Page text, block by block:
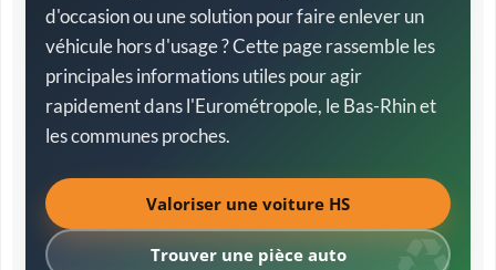
d'occasion ou une solution pour faire enlever un
véhicule hors d'usage ? Cette page rassemble les
principales informations utiles pour agir
rapidement dans l'Eurométropole, le Bas-Rhin et
les communes proches.
Valoriser une voiture HS
Trouver une pièce auto